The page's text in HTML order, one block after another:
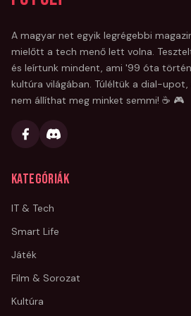
A magyar net egyik legrégebbi
mielőtt a tech menő lett volna.
és leírtunk mindent, ami '99 óta
kultúra világában. Túléltük a dial-
nem állíthat meg minket semmi! ☕ 🎮
Kategóriák
IT & Tech
Smart Life
Játék
Film & Sorozat
Kultúra